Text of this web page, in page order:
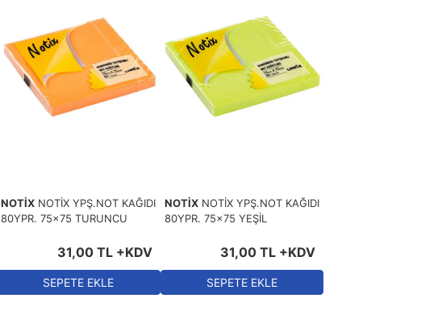
NOTİX NOTİX YPŞ.NOT KAĞIDI
80YPR. 75x75 TURUNCU
31,00 TL+KDV
SEPETE EKLE
NOTİX NOTİX YPŞ.NOT KAĞIDI
80YPR. 75x75 YEŞİL
31,00 TL +KDV
SEPETE EKLE